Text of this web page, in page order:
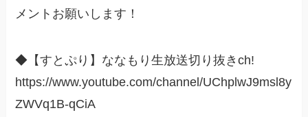
メントお願いします！
◆【すとぷり】ななもり生放送切り抜きch!
https://www.youtube.com/channel/UChplwJ9msl8y
ZWVq1B-qCiA